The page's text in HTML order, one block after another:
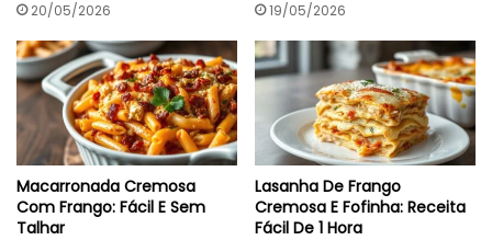
20/05/2026 19/05/2026
Macarronada Cremosa
Com Frango: Fácil E Sem
Talhar
Lasanha De Frango
Cremosa E Fofinha: Receita
Fácil De 1 Hora